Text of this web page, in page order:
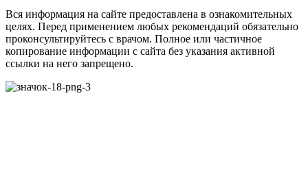
Вся информация на сайте предоставлена в ознакомительных
целях. Перед применением любых рекомендаций обязательно
проконсультируйтесь с врачом. Полное или частичное
копирование информации с сайта без указания активной
ссылки на него запрещено.